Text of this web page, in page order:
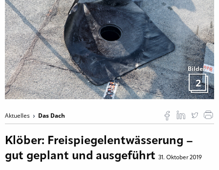
Bilder
2
Aktuelles Das Dach
Klöber: Freispiegelentwässerung –
gut geplant und ausgeführt 31. Oktober 2019